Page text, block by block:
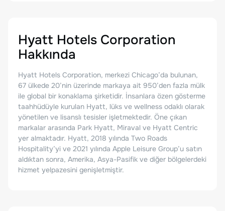
Hyatt Hotels Corporation
Hakkında
Hyatt Hotels Corporation, merkezi Chicago’da bulunan,
67 ülkede 20’nin üzerinde markaya ait 950’den fazla mülk
ile global bir konaklama şirketidir. İnsanlara özen gösterme
taahhüdüyle kurulan Hyatt, lüks ve wellness odaklı olarak
yönetilen ve lisanslı tesisler işletmektedir. Öne çıkan
markalar arasında Park Hyatt, Miraval ve Hyatt Centric
yer almaktadır. Hyatt, 2018 yılında Two Roads
Hospitality’yi ve 2021 yılında Apple Leisure Group’u satın
aldıktan sonra, Amerika, Asya-Pasifik ve diğer bölgelerdeki
hizmet yelpazesini genişletmiştir.